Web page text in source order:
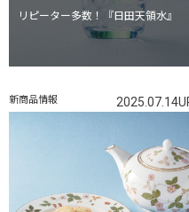
リピーター多数！『日田天領水』
新商品情報